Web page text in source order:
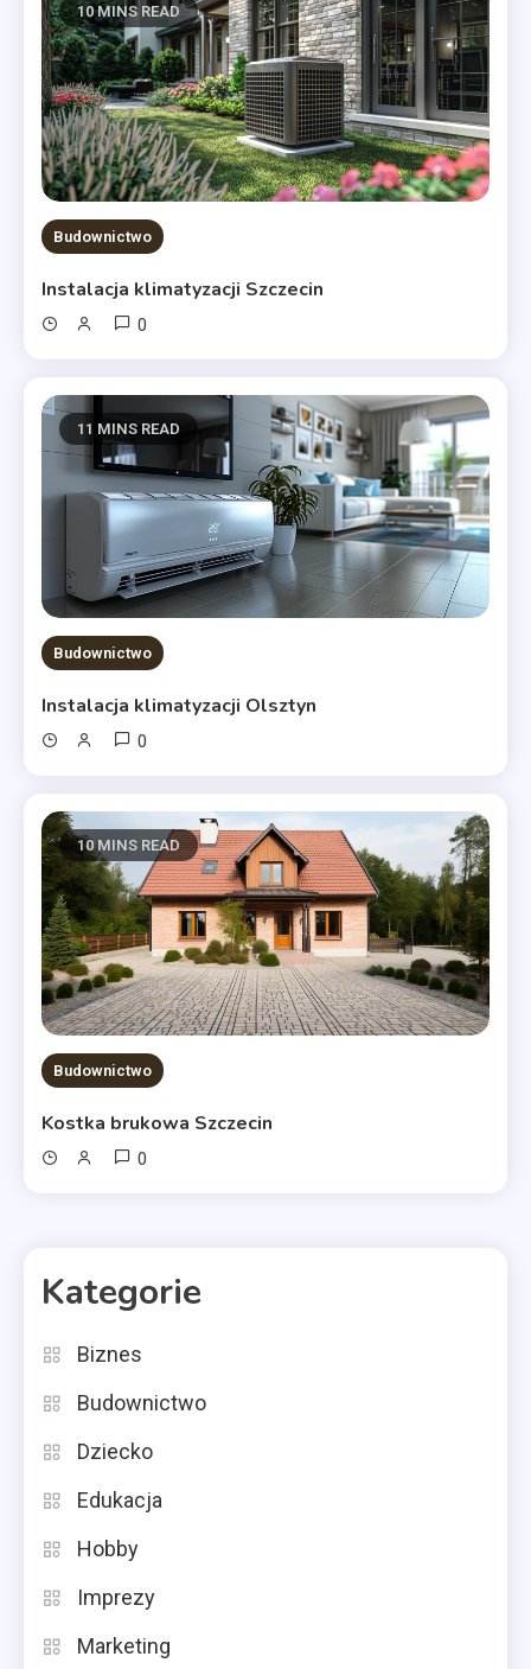
10 MINS READ
Budownictwo
Instalacja klimatyzacji Szczecin
0
11 MINS READ
Budownictwo
Instalacja klimatyzacji Olsztyn
0
10 MINS READ
Budownictwo
Kostka brukowa Szczecin
0
Kategorie
Biznes
Budownictwo
Dziecko
Edukacja
Hobby
Imprezy
Marketing